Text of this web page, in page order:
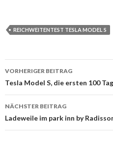
REICHWEITENTEST TESLA MODEL S
Beitrags-
Navigation
VORHERIGER BEITRAG
Tesla Model S, die ersten 100
NÄCHSTER BEITRAG
Ladeweile im park inn by